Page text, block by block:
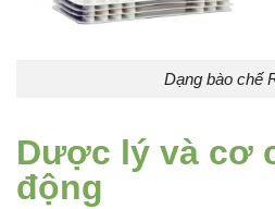
Dạng bào chế
Dược lý và cơ
động